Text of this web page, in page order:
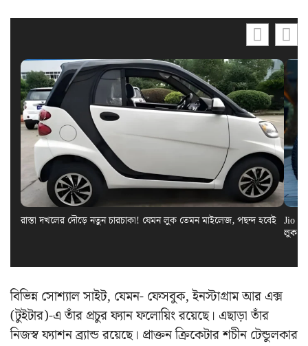
রাস্তা দখলের দৌড়ে নতুন চারচাকা! যেমন লুক তেমন মাইলেজ, পছন্দ হবেই Jio
লুক
বিভিন্ন সোশ্যাল সাইট, যেমন- ফেসবুক, ইনস্টাগ্রাম আর এক্স
(টুইটার)-এ তাঁর প্রচুর ফ্যান ফলোয়িং রয়েছে। এছাড়া তাঁর
নিজস্ব ফ্যাশন ব্র্যান্ড রয়েছে। প্রাক্তন ক্রিকেটার শচীন টেন্ডুলকার